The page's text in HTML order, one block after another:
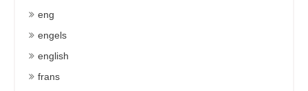
eng
engels
english
frans